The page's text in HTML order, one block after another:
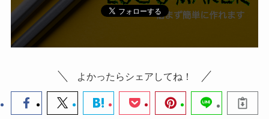
よかったらシェアしてね！